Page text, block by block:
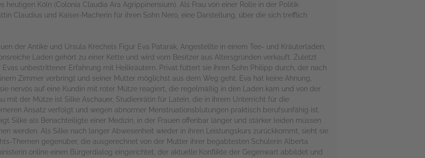
heutigen Köln (Colonia Claudia Ara Agrippinensium). Als Frau von einer Rolle in der Politik
Claudius und Kaiser-Macherin für ihren Sohn Nero, eine Darstellung, über die sich trefflich
der Antike und Ursula Krechels Figur Eva Patarak, Angestellte in einem Tee- und Kräuterladen,
Laden gehört zu einer Kette und wird vom Besitzer aus Altersgründen verkauft. Zuletzt
unbestrittener Erfahrung mit Heilkräutern. Privat füttert sie ihren Sohn Philipp durch, der nach
Zimmer verbringt und seiner Mutter möglichst aus dem Weg geht. Eva hat keine Ahnung,
nervös auf eine Kundin mit roter Mütze reagiert, die regelmäßig in den Laden kam und von der
mit der Mütze ist Silke Aschauer, Studienrätin für Latein, die in ihrem Unterricht für die
Ansatz verfolgt und wegen abnormer Menstruationsblutungen praktisch berufsunfähig ist.
Silke als Benachteiligte einer Medizin, in der Frauen offenbar länger und stärker leiden müssen
werden. Als Silke nach langer Abwesenheit wieder in ihren Leistungskurs zurückkommt, sieht sie
Themen gegenüber, die ausgerechnet von der Mutter ihrer begabtesten Schülerin Alberta
online einen Bürgerdialog eingerichtet, der aktuelle Konflikte der Gegenwart abbildet und